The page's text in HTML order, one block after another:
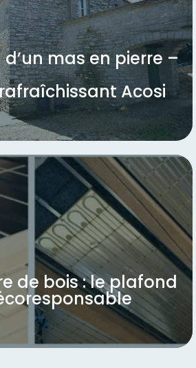
mas en pierre –
Acosi
de bois : le plafond